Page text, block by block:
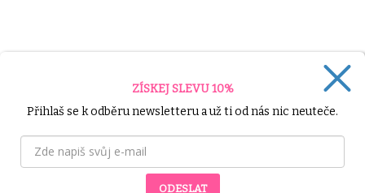
ZÍSKEJ SLEVU 10%
Přihlaš se k odběru newsletteru a už ti od nás nic neuteče.
ODESLAT